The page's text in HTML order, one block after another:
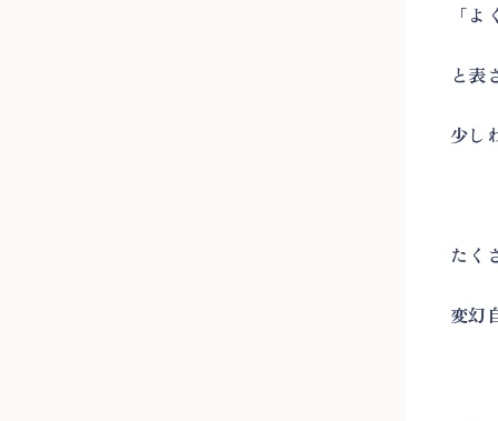
「
と表
少し
たく
変幻